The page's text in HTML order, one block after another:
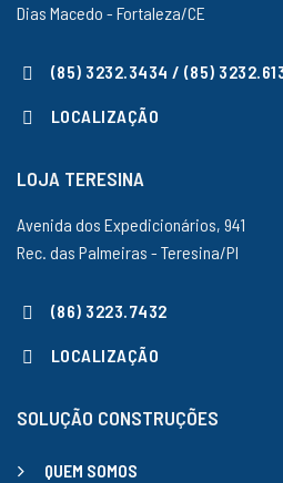
Dias Macedo - Fortaleza/CE
(85) 3232.3434 / (85)
LOCALIZAÇÃO
LOJA TERESINA
Avenida dos Expedicionários, 941
Rec. das Palmeiras - Teresina/PI
(86) 3223.7432
LOCALIZAÇÃO
SOLUÇÃO CONSTRUÇÕES
QUEM SOMOS